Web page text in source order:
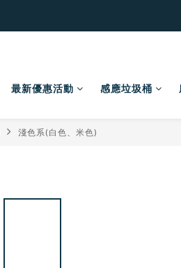
最新優惠活動 感應垃圾桶
淺色系(白色、米色)